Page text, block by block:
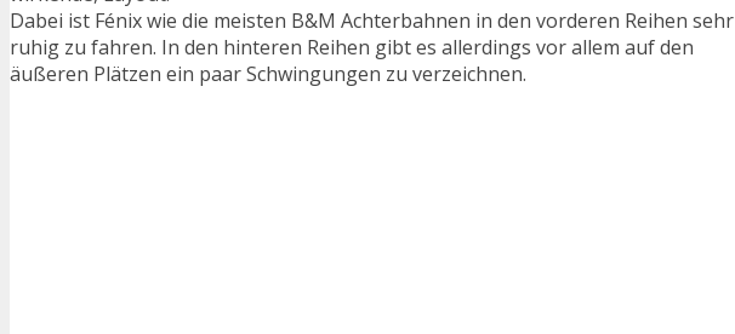
Dabei ist Fénix wie die meisten B&M Achterbahnen in den vorderen Reihen sehr
ruhig zu fahren. In den hinteren Reihen gibt es allerdings vor allem auf den
äußeren Plätzen ein paar Schwingungen zu verzeichnen.